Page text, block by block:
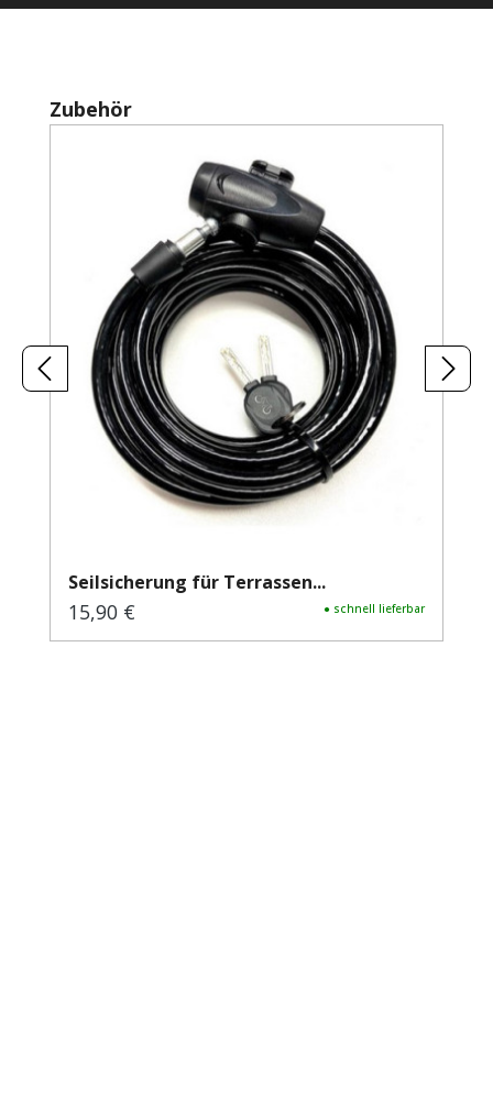
Produktgalerie überspringen
Zubehör
Seilsicherung für Terrassen...
Regulärer Preis:
15,90 € ● schnell lieferbar